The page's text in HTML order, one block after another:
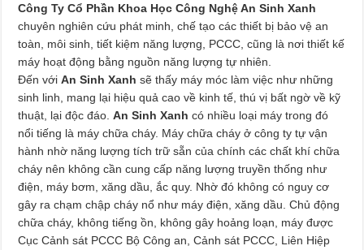
Công Ty Cổ Phần Khoa Học Công Nghệ An Sinh Xanh
chuyên nghiên cứu phát minh, chế tạo các thiết bị bảo vệ an
toàn, môi sinh, tiết kiệm năng lượng, PCCC, cũng là nơi thiết kế
máy hoạt động bằng nguồn năng lượng tự nhiên.
Đến vớiAn Sinh Xanh sẽ thấy máy móc làm việc như những
sinh linh, mang lại hiệu quả cao về kinh tế, thú vị bất ngờ về kỹ
thuật, lại độc đáo.An Sinh Xanh có nhiều loại máy trong đó
nổi tiếng là máy chữa cháy. Máy chữa cháy ở công ty tự vận
hành nhờ năng lượng tích trữ sẵn của chính các chất khí chữa
cháy nên không cần cung cấp năng lượng truyền thống như
điện, máy bơm, xăng dầu, ắc quy. Nhờ đó không có nguy cơ
gây ra chạm chập cháy nổ như máy điện, xăng dầu. Chủ động
chữa cháy, không tiếng ồn, không gây hoảng loạn, máy được
Cục Cảnh sát PCCC Bộ Công an, Cảnh sát PCCC, Liên Hiệp